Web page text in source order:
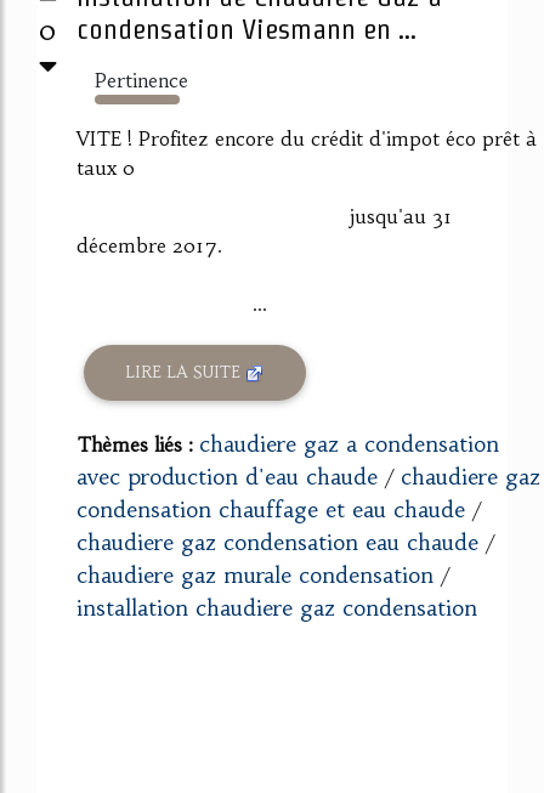
0
condensation Viesmann en ...
Pertinence
1125%
VITE ! Profitez encore du crédit d'impot éco prêt à
taux 0
jusqu'au 31
décembre 2017.
...
LIRE LA SUITE
Thèmes liés : chaudiere gaz a condensation
avec production d'eau chaude / chaudiere gaz
condensation chauffage et eau chaude /
chaudiere gaz condensation eau chaude /
chaudiere gaz murale condensation /
installation chaudiere gaz condensation